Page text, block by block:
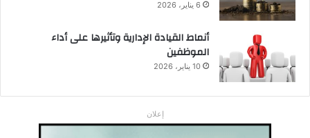
6 يناير، 2026
أنماط القيادة الإدارية وتأثيرها على أداء
الموظفين
10 يناير، 2026
إعلان